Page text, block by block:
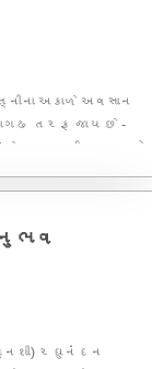
અકાળે અવસાન
તરફ જાય છે -
નાયક અભિભૂત થયો
સંબંધ શરુ થયો
રઘુનંદન